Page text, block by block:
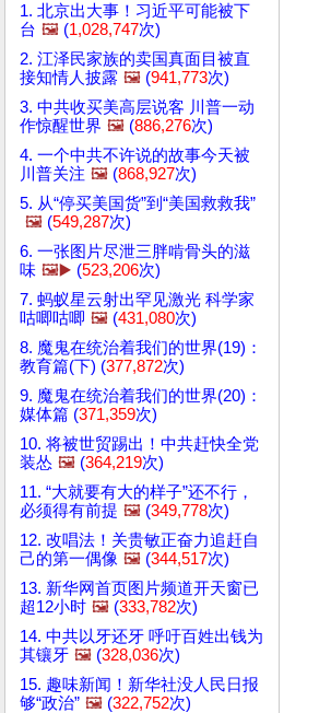
1. 北京出大事！习近平可能被下
台 🖼️ (1,028,747次)
2. 江泽民家族的卖国真面目被直
接知情人披露 🖼️ (941,773次)
3. 中共收买美高层说客 川普一动
作惊醒世界 🖼️ (886,276次)
4. 一个中共不许说的故事今天被
川普关注 🖼️ (868,927次)
5. 从“停买美国货”到“美国救救我”
🖼️ (549,287次)
6. 一张图片尽泄三胖啃骨头的滋
味 🖼️▶️ (523,206次)
7. 蚂蚁星云射出罕见激光 科学家
咕唧咕唧 🖼️ (431,080次)
8. 魔鬼在统治着我们的世界(19)：
教育篇(下) (377,872次)
9. 魔鬼在统治着我们的世界(20)：
媒体篇 (371,359次)
10. 将被世贸踢出！中共赶快全党
装怂 🖼️ (364,219次)
11. “大就要有大的样子”还不行，
必须得有前提 🖼️ (349,778次)
12. 改唱法！关贵敏正奋力追赶自
己的第一偶像 🖼️ (344,517次)
13. 新华网首页图片频道开天窗已
超12小时 🖼️ (333,782次)
14. 中共以牙还牙 呼吁百姓出钱为
其镶牙 🖼️ (328,036次)
15. 趣味新闻！新华社没人民日报
够“政治” 🖼️ (322,752次)